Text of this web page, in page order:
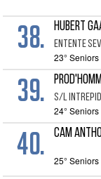
38. HUBERT
Entente
23°
39. S/l
24°
40. CAM
25°